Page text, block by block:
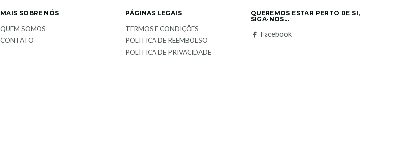
MAIS SOBRE NÓS
QUEM SOMOS
CONTATO
PÁGINAS LEGAIS
TERMOS E CONDIÇÕES
POLITICA DE REEMBOLSO
POLÍTICA DE PRIVACIDADE
QUEREMOS ESTAR PERTO DE SI,
SIGA-NOS...
Facebook